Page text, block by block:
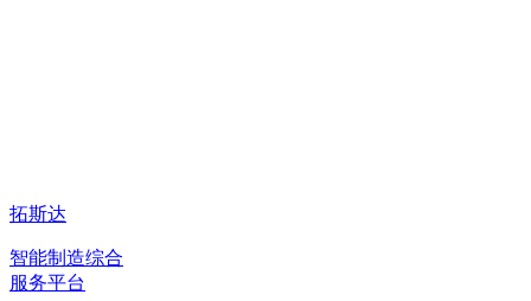
拓斯达
智能制造综合
服务平台